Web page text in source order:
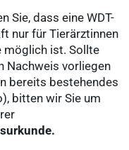
Sie, dass eine WDT-
nur für Tierärztinnen
möglich ist. Sollte
Nachweis vorliegen
bereits bestehendes
bitten wir Sie um